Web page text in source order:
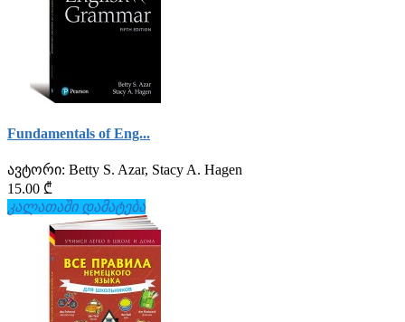
Fundamentals of Eng...
ავტორი: Betty S. Azar, Stacy A. Hagen
15.00 ₾
კალათაში დამატება